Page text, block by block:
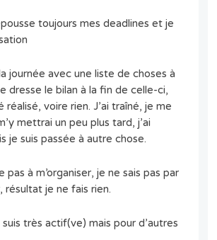
toujours mes deadlines et je
journée avec une liste de choses à
dresse le bilan à la fin de celle-ci,
réalisé, voire rien. J’ai traîné, je me
mettrai un peu plus tard, j’ai
je suis passée à autre chose.
pas à m’organiser, je ne sais pas par
résultat je ne fais rien.
suis très actif(ve) mais pour d’autres